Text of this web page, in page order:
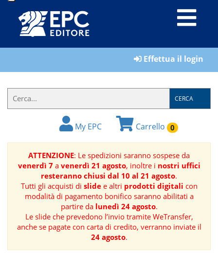
LIBRI
IL
FORMATORE
BOOK
RIVISTE
MANUALISTICA
SOFTWARE
Effettua il login
CERCA
My EPC Carrello 0
ATTENZIONE: Le spedizioni saranno sospese da
venerdì 7a venerdì 21 agosto, inoltre i nostri uffici
resteranno chiusi dal 10 al 21 agosto.
Tutti gli acquisti di slidee altri prodotti digitali con
modalità di pagamento bonifico saranno abilitati a
partire da lunedì 24 agosto.
Le slide che prevedono l’invio tramite WeTransfer,
anche se pagate con carta di credito, verranno inviate il
24 agosto.